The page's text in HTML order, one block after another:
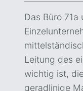
Das Büro 71a
Leitung des
wichtig ist,
geradlinige